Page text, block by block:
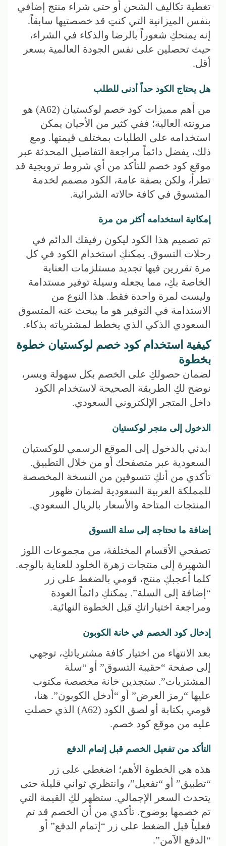
تغطية تكاليف الشحن أو حتى شراء منتج إضافي
بنفس الميزانية التي كنتِ قد خصصتيها سابقاً.
إنه يمنحكِ شعوراً بالرضا والذكاء في الشراء،
حيث تحصلين على نفس الجودة العالمية بسعر
أقل.
هل يحتاج الكود حداً أدنى للطلب
من أهم مميزات كود خصم لوكستيان (A62) هو
مرونته العالية؛ ففي كثير من الأحيان يمكن
استخدامه على الطلبات بمختلف قيمتها. ومع
ذلك، يفضل دائماً مراجعة التفاصيل المحدثة عبر
موقع كود خصم للتأكد من أي شروط ترويجية قد
تطرأ، ولكن بصفة عامة، الكود مصمم لخدمة
المتسوق في كافة حالاته الشرائية.
إمكانية استخدامه أكثر من مرة
تم تصميم هذا الكود ليكون رفيقك الدائم في
رحلات التسوق. يمكنكِ استخدام الكود في كل
مرة تقررين فيها تجديد مستلزمات العناية
الخاصة بكِ، مما يجعله وسيلة توفير مستدامة
وليست لمرة واحدة فقط. هذا النوع من
الاستدامة في التوفير هو ما يبحث عنه المتسوق
السعودي الذكي الذي يخطط لمشترياته بذكاء.
كيفية استخدام كود خصم لوكستيان خطوة
بخطوة
لضمان حصولكِ على الخصم بكل سهولة ويسر،
نوضح لكِ الطريقة الصحيحة لاستخدام الكود
داخل المتجر الإلكتروني السعودي.
الدخول إلى متجر لوكستيان
ابدئي بالدخول إلى الموقع الرسمي للوكستيان
السعودية عبر متصفحك أو من خلال التطبيق.
تأكدي من أنكِ تتسوقين من النسخة المخصصة
للمملكة العربية السعودية لضمان ظهور
المنتجات المتاحة والأسعار بالريال السعودي.
إضافة ما تحتاجه إلى سلة التسوق
تصفحي الأقسام المختلفة، من مجموعات اللوز
الشهيرة إلى منتجات زهرة الخلود للعناية بالوجه.
كلما أعجبكِ منتج، قومي بالضغط على زر
“إضافة إلى السلة”. يمكنكِ دائماً العودة
ومراجعة اختياراتكِ قبل الخطوة النهائية.
إدخال كود الخصم في خانة الكوبون
بعد الانتهاء من اختيار كافة مشترياتكِ، توجهي
إلى صفحة “حقيبة التسوق” أو “سلة
المشتريات”. ستجدين خانة مخصصة مكتوب
عليها “رمز العرض” أو “أدخل الكوبون”. هنا،
قومي بكتابة أو لصق الكود (A62) الذي حصلتِ
عليه من موقع كود خصم.
التأكد من تفعيل الخصم قبل إتمام الدفع
هذه هي الخطوة الأهم؛ اضغطي على زر
“تطبيق” أو “تفعيل”، وانتظري ثواني قليلة حتى
يتحدث السعر الإجمالي. ستظهر لكِ القيمة التي
تم خصمها بوضوح. تأكدي من أن الخصم قد تم
فعلياً قبل الضغط على زر “إتمام الدفع” أو
“الدفع الآمن”.